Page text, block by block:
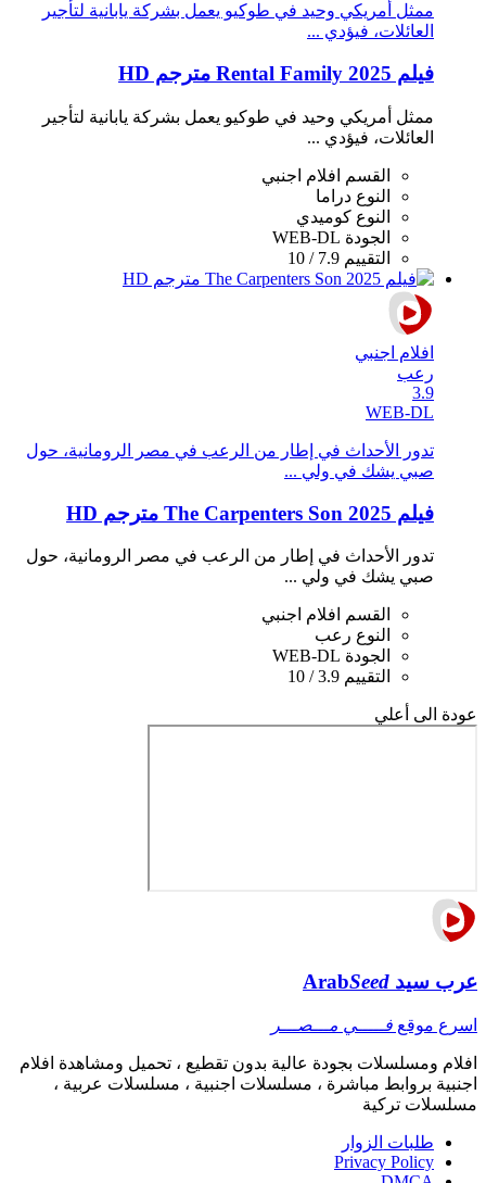
ممثل أمريكي وحيد في طوكيو يعمل بشركة يابانية لتأجير
العائلات، فيؤدي ...
فيلم Rental Family 2025 مترجم HD
ممثل أمريكي وحيد في طوكيو يعمل بشركة يابانية لتأجير
العائلات، فيؤدي ...
القسم
افلام اجنبي
النوع دراما
النوع كوميدي
الجودة WEB-DL
التقييم 7.9 / 10
افلام اجنبي
رعب
3.9
WEB-DL
تدور الأحداث في إطار من الرعب في مصر الرومانية، حول
صبي يشك في ولي ...
فيلم The Carpenters Son 2025 مترجم HD
تدور الأحداث في إطار من الرعب في مصر الرومانية، حول
صبي يشك في ولي ...
القسم
افلام اجنبي
النوع رعب
الجودة WEB-DL
التقييم 3.9 / 10
عودة الى أعلي
عرب سيد ArabSeed
اسرع موقع فـــــي مـــصـــر
افلام ومسلسلات بجودة عالية بدون تقطيع ، تحميل ومشاهدة افلام
اجنبية بروابط مباشرة ، مسلسلات اجنبية ، مسلسلات عربية ،
مسلسلات تركية
طلبات الزوار
Privacy Policy